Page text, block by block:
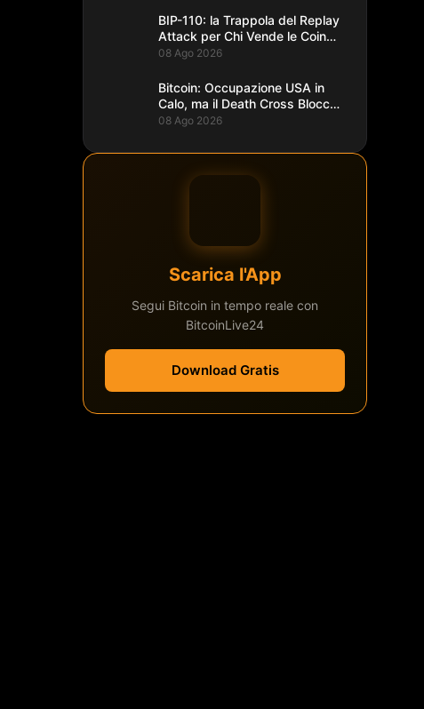
BIP-110: la Trappola del Replay
Attack per Chi Vende le Coin
del Fork
08 Ago 2026
Bitcoin: Occupazione USA in
Calo, ma il Death Cross Blocca
il Rally
08 Ago 2026
Scarica l'App
Segui Bitcoin in tempo reale con
BitcoinLive24
Download Gratis